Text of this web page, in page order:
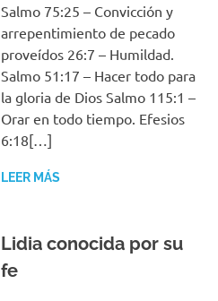
Salmo 75:25 – Convicción y
arrepentimiento de pecado
proveídos 26:7 – Humildad.
Salmo 51:17 – Hacer todo para
la gloria de Dios Salmo 115:1 –
Orar en todo tiempo. Efesios
6:18[…]
LEER MÁS
Lidia conocida por su
fe